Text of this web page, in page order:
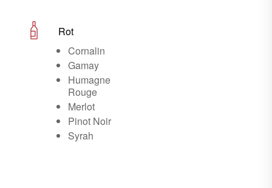
Rot
Cornalin
Gamay
Humagne
Rouge
Merlot
Pinot Noir
Syrah